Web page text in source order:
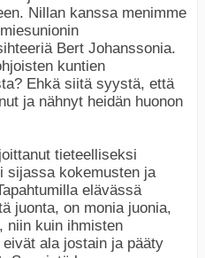
Nillan kanssa menimme
Bert Johanssonia.
kuntien
Ehkä siitä syystä, että
ja nähnyt heidän huonon
tieteelliseksi
sijassa kokemusten ja
elävässä
juonta, on monia juonia,
niin kuin ihmisten
ala jostain ja pääty